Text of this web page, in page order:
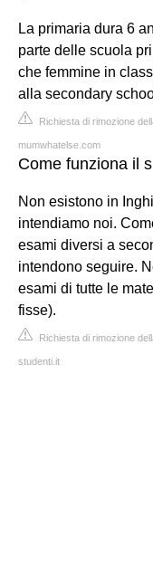
La primaria dura 6
parte delle scuola
che femmine in
alla secondary
Richiesta di rimozione
mumwhatelse.com
Come funziona il
Non esistono in
intendiamo noi.
esami diversi a
intendono seguire.
esami di tutte le
fisse).
Richiesta di rimozione
studenti.it